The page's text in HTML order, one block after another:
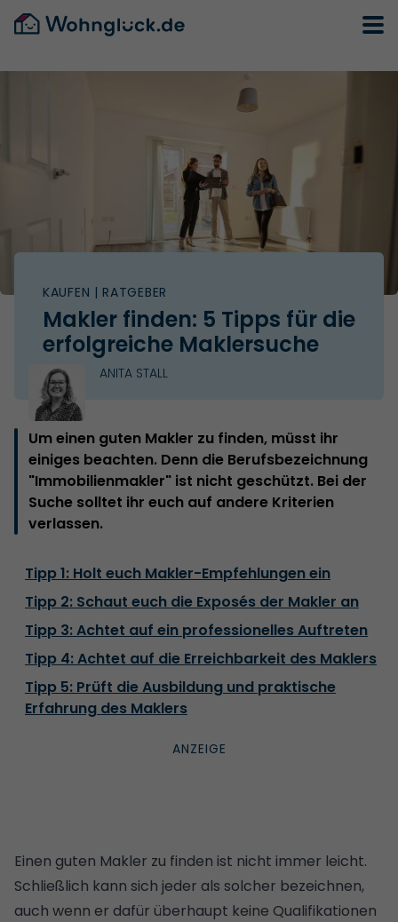
KAUFEN | RATGEBER
Makler finden: 5 Tipps für die
erfolgreiche Maklersuche
ANITA STALL
Um einen guten Makler zu finden, müsst ihr
einiges beachten. Denn die Berufsbezeichnung
"Immobilienmakler" ist nicht geschützt. Bei der
Suche solltet ihr euch auf andere Kriterien
verlassen.
Tipp 1: Holt euch Makler-Empfehlungen ein
Tipp 2: Schaut euch die Exposés der Makler an
Tipp 3: Achtet auf ein professionelles Auftreten
Tipp 4: Achtet auf die Erreichbarkeit des Maklers
Tipp 5: Prüft die Ausbildung und praktische
Erfahrung des Maklers
Einen guten Makler zu finden ist nicht immer leicht.
Schließlich kann sich jeder als solcher bezeichnen,
auch wenn er dafür überhaupt keine Qualifikationen